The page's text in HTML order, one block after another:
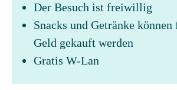
Der Besuch ist freiwillig
Snacks und Getränke
Geld gekauft werden
Gratis W-Lan